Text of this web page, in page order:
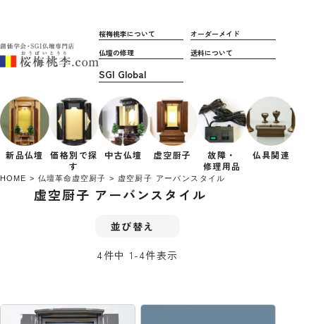
桜梅桃李について
オーダーメイド
仏壇の修理
送料について
新品仏壇 価格別で探
す
中古仏壇 虚空厨子
故障・
修理用品
仏具関連
HOME 仏壇革命虚空厨子 虚空厨子 アーバンスタイル
虚空厨子 アーバンスタイル
並び替え
4件中 1 -4件表示